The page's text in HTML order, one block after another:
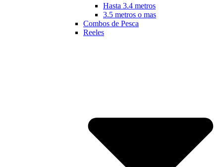
Hasta 3.4 metros
3.5 metros o mas
Combos de Pesca
Reeles